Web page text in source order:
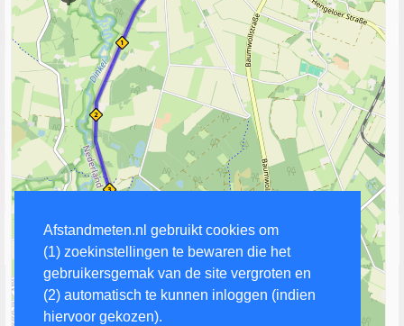
Afstandmeten.nl gebruikt cookies om
(1) zoekinstellingen te bewaren die het
gebruikersgemak van de site vergroten en
(2) automatisch te kunnen inloggen (indien
hiervoor gekozen).